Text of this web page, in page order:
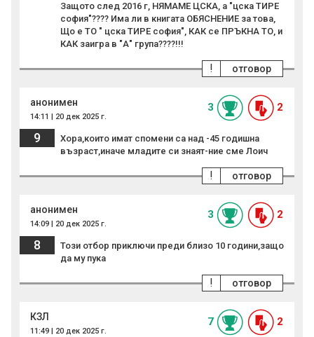
Защото след 2016 г, НЯМАМЕ ЦСКА, а "цска ТИРЕ
софия"???? Има ли в книгата ОБЯСНЕНИЕ за това,
Що е ТО " цска ТИРЕ софия", КАК се ПРЪКНА ТО, и
КАК заигра в "А" група????!!!
отговор
!
анонимен
14:11 | 20 дек 2025 г.
3 2
9
Хора,които имат спомени са над -45 годишна
възраст,иначе младите си знаят-ние сме Лоич
отговор
!
анонимен
14:09 | 20 дек 2025 г.
3 2
8
Този отбор приключи преди близо 10 години,защо
да му пука
отговор
!
КЗЛ
11:49 | 20 дек 2025 г.
7 2